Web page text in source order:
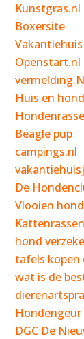
Boxersite
Openstart.nl
Huis en
Beagle pup
campings.nl
De
Vlooien
Kattenrassen
hond
tafels kopen
wat is de
DGC De